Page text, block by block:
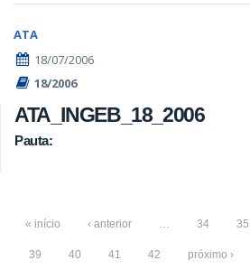
ATA
18/07/2006
18/2006
ATA_INGEB_18_2006
Pauta:
« início ‹ anterior … 34 35
39 40 41 42 próximo ›